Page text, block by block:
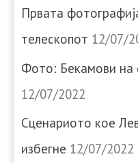
Првата
телескопот 12/07/
Фото: Бекамови на
12/07/2022
Сценариото кое
избегне 12/07/2022